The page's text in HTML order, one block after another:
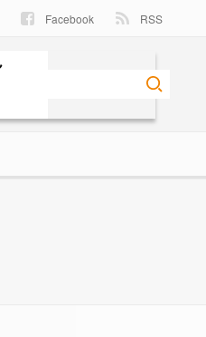
Facebook RSS